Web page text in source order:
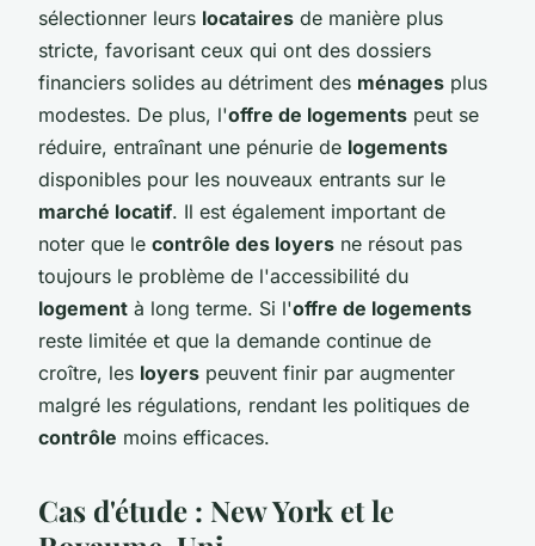
sélectionner leurs locataires de manière plus
stricte, favorisant ceux qui ont des dossiers
financiers solides au détriment des ménages plus
modestes. De plus, l'offre de logements peut se
réduire, entraînant une pénurie de logements
disponibles pour les nouveaux entrants sur le
marché locatif. Il est également important de
noter que le contrôle des loyers ne résout pas
toujours le problème de l'accessibilité du
logement à long terme. Si l'offre de logements
reste limitée et que la demande continue de
croître, les loyers peuvent finir par augmenter
malgré les régulations, rendant les politiques de
contrôle moins efficaces.
Cas d'étude : New York et le